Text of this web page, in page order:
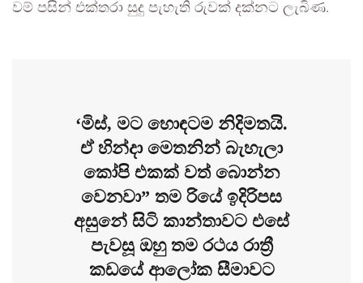
වම් පසින් එක්තරා සුදු පැහැති රුවක් දක්නට ලැබිණ.
‘මිස්, මට හොඳටම නිදිමතයි.
ඒ හින්දා මෙතනින් බැහැලා
කෝපි එකක් වත් බොන්න
වෙනවා” තම රියේ ඉදිරිපස
අසුනේ සිටි කාන්තාවට එසේ
පැවසූ ඔහු තම රථය රාත්‍රී
කඩයේ ආලෝක සීමාවට